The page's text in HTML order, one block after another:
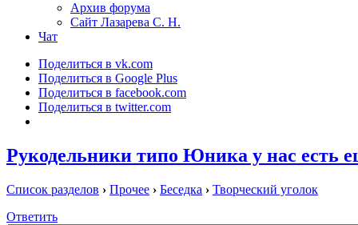
Архив форума
Сайт Лазарева С. Н.
Чат
Поделиться в vk.com
Поделиться в Google Plus
Поделиться в facebook.com
Поделиться в twitter.com
Рукодельники типо Юника у нас есть
Список разделов › Прочее › Беседка › Творческий уголок
Ответить